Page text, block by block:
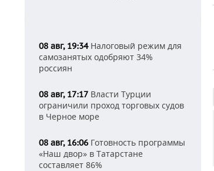
08 авг, 19:34Налоговый режим для
самозанятых одобряют 34%
россиян
08 авг, 17:17 Власти Турции
ограничили проход торговых судов
в Черное море
08 авг, 16:06 Готовность программы
«Наш двор» в Татарстане
составляет 86%